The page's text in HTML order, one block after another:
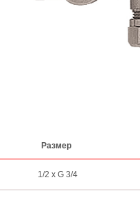
Размер
1/2 x G 3/4